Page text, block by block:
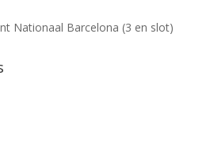
Nationaal Barcelona (3 en slot)